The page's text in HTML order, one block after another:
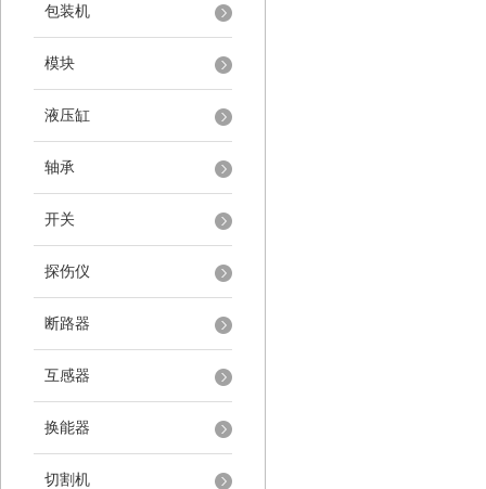
包装机
模块
液压缸
轴承
开关
探伤仪
断路器
互感器
换能器
切割机